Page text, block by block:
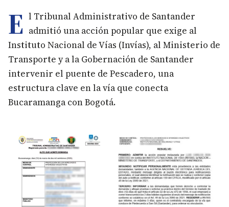
E l Tribunal Administrativo de Santander
admitió una acción popular que exige al
Instituto Nacional de Vías (Invías), al Ministerio de
Transporte y a la Gobernación de Santander
intervenir el puente de Pescadero, una
estructura clave en la vía que conecta
Bucaramanga con Bogotá.